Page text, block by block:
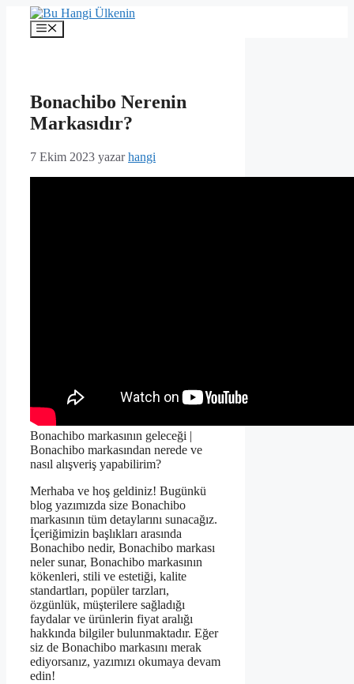
İçeriğe
Menü
Bonachibo Nerenin
Markasıdır?
7 Ekim 2023 yazarhangi
Bonachibo markasının geleceği |
Bonachibo markasından nerede ve
nasıl alışveriş yapabilirim?
Merhaba ve hoş geldiniz! Bugünkü
blog yazımızda size Bonachibo
markasının tüm detaylarını sunacağız.
İçeriğimizin başlıkları arasında
Bonachibo nedir, Bonachibo markası
neler sunar, Bonachibo markasının
kökenleri, stili ve estetiği, kalite
standartları, popüler tarzları,
özgünlük, müşterilere sağladığı
faydalar ve ürünlerin fiyat aralığı
hakkında bilgiler bulunmaktadır. Eğer
siz de Bonachibo markasını merak
ediyorsanız, yazımızı okumaya devam
edin!